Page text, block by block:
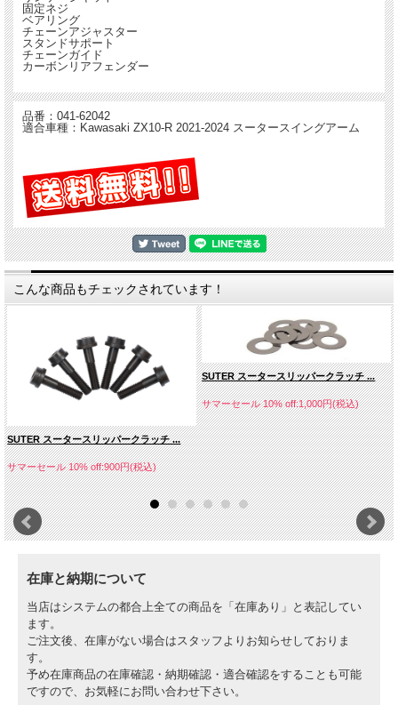
より自信を持ち、より楽しみ、より速く、より安全に！
より自信を持ってライディングが出来ること、パフォーマンスをブーストするため
にこのスイングアームを作成しました。
このスイングアームならばスムーズなドライバビリティ、メカニカルグリップを提
供し、よりエキサイティングにコーナーに進入できるでしょう。
SUTERが製作したスイングアームは実際に以下のチームやマニファクチュラーに
・Red Bull Honda WSBK Team （スーパーバイク世界選手権）
・Pata Yamaha Official WorldSBK Team（スーパーバイク世界選手権）
・BMW Motorrad WSBK-Team (BMWモトラッド ワールドスーパーバイクチーム)
・Althea MIE Racing Team （高橋巧 選手 所属チーム - スーパーバイク世界選手
・Tyco BMW（イギリススーパーバイク選手権）
・FS-3 RACING KAWASAKI TEAM (イギリススーパーバイク選手権）
・MCAMS YAMAHA (イギリススーパーバイク選手権）
・Smiths Racing BMW (イギリススーパーバイク選手権）
・Quattro Plant / JG Speedfit Kawasaki (イギリススーパーバイク選手権）
・Westby Racing (AMAスーパーバイク選手権)
・SRC Kawasaki France (FIM世界耐久選手権)
・WEBIKE TATI TEAM TRICKSTAR (FIM世界耐久選手権)
・Team Viltais 333 (FIM世界耐久選手権）
... これらは一部！もっと多くのチームで使用されています！
これらのチームやマニュファクチュラーで使用しているスイングアームと同一のも
のを利用できます。
ラップタイムは短縮され、ライダーはプッシュする自信を得ることが明確に分かる
固定ネジ
ベアリング
チェーンアジャスター
スタンドサポート
チェーンガイド
カーボンリアフェンダー
品番：041-62042
適合車種：Kawasaki ZX10-R 2021-2024 スータースイングアーム
こんな商品もチェックされています！
SUTER スータースリッパークラッチ ...
サマーセール 10% off:900円(税込)
SUTER スータースリッパークラッチ ...
サマーセール 10% off:1,000円(税込)
在庫と納期について
当店はシステムの都合上全ての商品を「在庫あり」と表記してい
ます。
ご注文後、在庫がない場合はスタッフよりお知らせしておりま
す。
予め在庫商品の在庫確認・納期確認・適合確認をすることも可能
ですので、お気軽にお問い合わせ下さい。